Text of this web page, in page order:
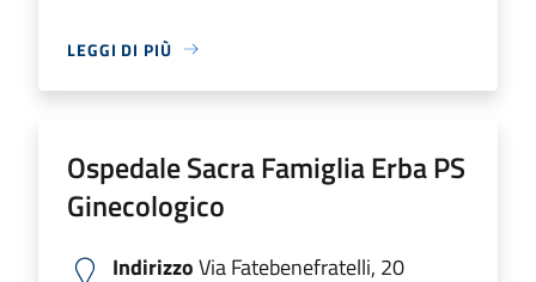
LEGGI DI PIÙ
Ospedale Sacra Famiglia Erba PS
Ginecologico
IndirizzoVia Fatebenefratelli, 20